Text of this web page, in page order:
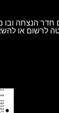
הנצחה ובו
לרשום או